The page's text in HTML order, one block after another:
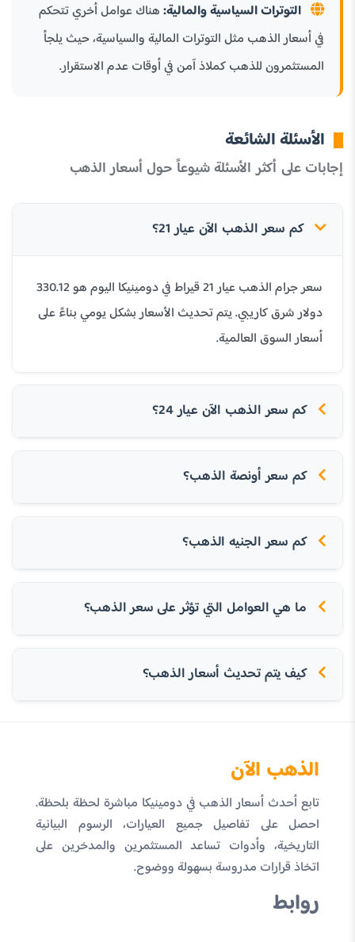
التوترات السياسية والمالية:هناك عوامل أخري تتحكم
في أسعار الذهب مثل التوترات المالية والسياسية، حيث يلجأ
المستثمرون للذهب كملاذ آمن في أوقات عدم الاستقرار.
الأسئلة الشائعة
إجابات على أكثر الأسئلة شيوعاً حول أسعار الذهب
كم سعر الذهب الآن عيار 21؟
سعر جرام الذهب عيار 21 قيراط في دومينيكا اليوم هو 330.12
دولار شرق كاريبي. يتم تحديث الأسعار بشكل يومي بناءً على
أسعار السوق العالمية.
كم سعر الذهب الآن عيار 24؟
كم سعر أونصة الذهب؟
كم سعر الجنيه الذهب؟
ما هي العوامل التي تؤثر على سعر الذهب؟
كيف يتم تحديث أسعار الذهب؟
الذهب الآن
تابع أحدث أسعار الذهب في دومينيكا مباشرة لحظة بلحظة.
احصل على تفاصيل جميع العيارات، الرسوم البيانية
التاريخية، وأدوات تساعد المستثمرين والمدخرين على
اتخاذ قرارات مدروسة بسهولة ووضوح.
روابط